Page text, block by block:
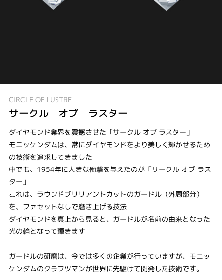
CIRCLE OF LUSTRE
サークル オブ ラスター
ダイヤモンド業界を震撼させた「サークル オブ ラスター」
モニッケンダムは、常にダイヤモンドをより美しく輝かせるため
の技術を追求してきました
中でも、1954年に大きな衝撃を与えたのが「サークル オブ ラス
ター」
これは、ラウンドブリリアントカットのガードル（外周部分）
を、ファセットなしで磨き上げる技法
ダイヤモンドを真上から見ると、ガードルが名前の由来となった
光の輪となって輝きます
ガードルの研磨は、今では多くの企業が行っていますが、モニッ
ケンダムのクラフツマンが世界に先駆けて開発した技術です。